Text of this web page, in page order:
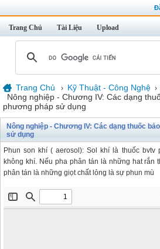
Trang Chủ Tài Liệu Upload
Trang Chủ › Kỹ Thuật - Công Nghệ ›
Nông nghiệp - Chương IV: Các dạng
phương pháp sử dụng
Nông nghiệp - Chương IV: Các dạng thuốc
sử dụng
Phun son khí ( aerosol): Sol khí là thuốc bvtv
không khí. Nếu pha phân tán là những hat rắn
phân tán là những giọt chất lỏng là sự phun mù